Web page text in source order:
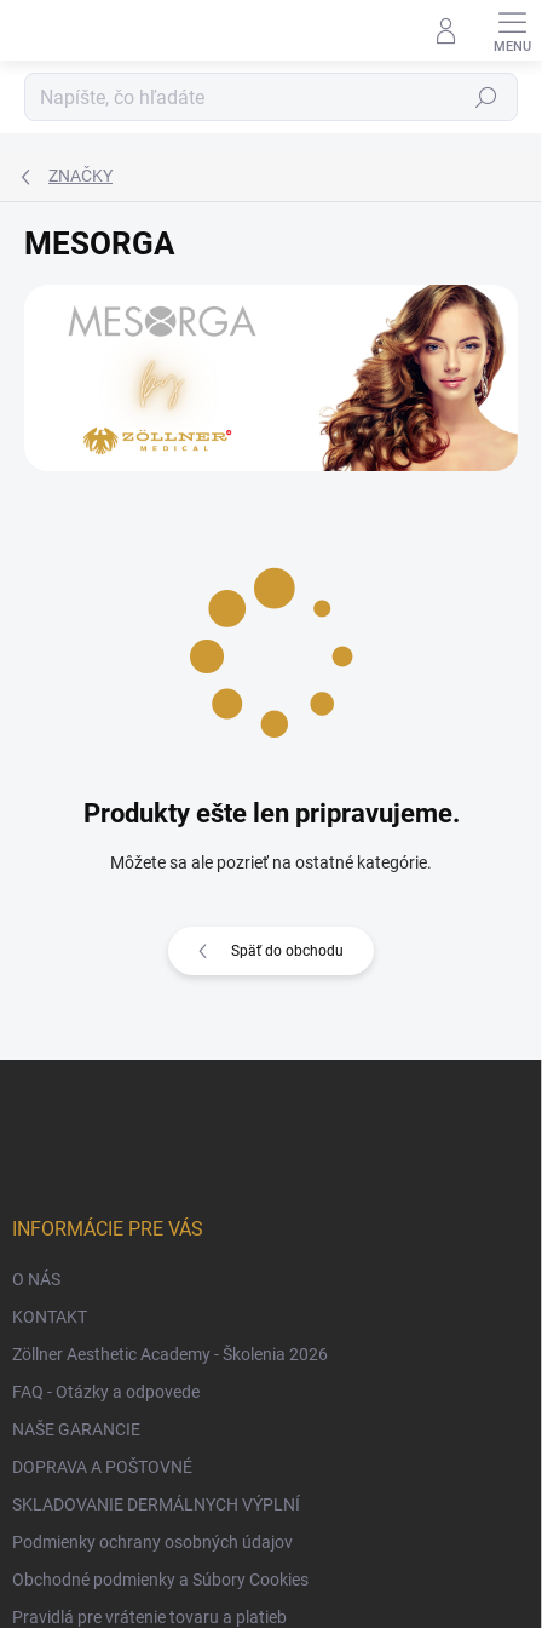
Hľadať
ZNAČKY
MESORGA
Produkty ešte len pripravujeme.
Môžete sa ale pozrieť na ostatné kategórie.
Späť do obchodu
INFORMÁCIE PRE VÁS
O NÁS
KONTAKT
Zöllner Aesthetic Academy - Školenia 2026
FAQ - Otázky a odpovede
NAŠE GARANCIE
DOPRAVA A POŠTOVNÉ
SKLADOVANIE DERMÁLNYCH VÝPLNÍ
Podmienky ochrany osobných údajov
Obchodné podmienky a Súbory Cookies
Pravidlá pre vrátenie tovaru a platieb